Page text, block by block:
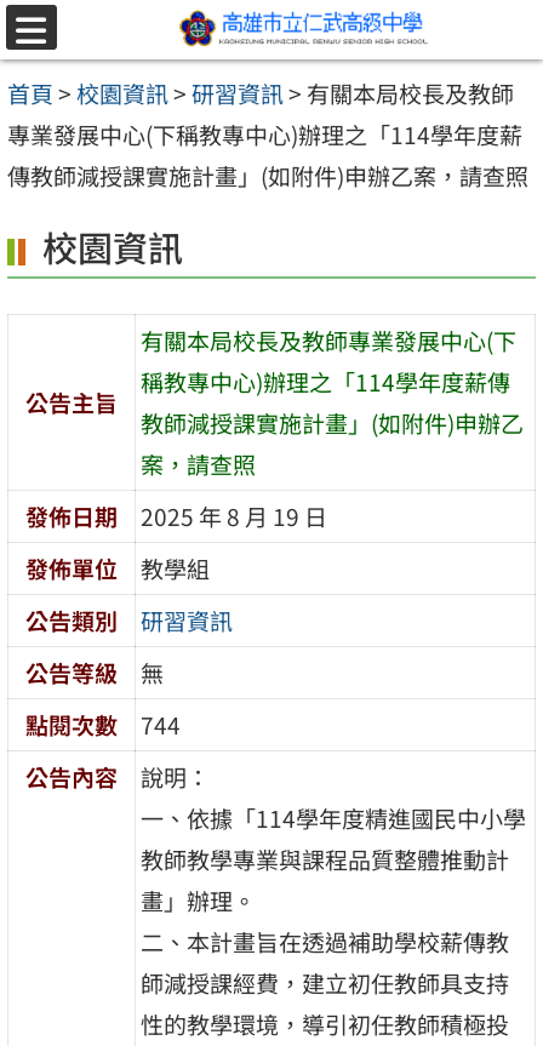
跳至主要內容區
選
單
首頁>校園資訊>研習資訊> 有關本局校長及教師
專業發展中心(下稱教專中心)辦理之「114學年度薪
傳教師減授課實施計畫」(如附件)申辦乙案，請查照
校園資訊
公告主旨
有關本局校長及教師專業發展中心(下
稱教專中心)辦理之「114學年度薪傳
教師減授課實施計畫」(如附件)申辦乙
案，請查照
發佈日期
2025 年 8 月 19 日
發佈單位
教學組
公告類別
研習資訊
公告等級
無
點閱次數
744
公告內容
說明：
一、依據「114學年度精進國民中小學
教師教學專業與課程品質整體推動計
畫」辦理。
二、本計畫旨在透過補助學校薪傳教
師減授課經費，建立初任教師具支持
性的教學環境，導引初任教師積極投